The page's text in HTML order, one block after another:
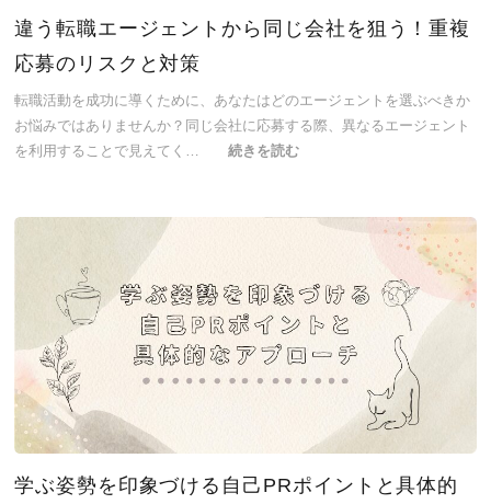
違う転職エージェントから同じ会社を狙う！重複
応募のリスクと対策
転職活動を成功に導くために、あなたはどのエージェントを選ぶべきか
お悩みではありませんか？同じ会社に応募する際、異なるエージェント
を利用することで見えてく… 続きを読む
学ぶ姿勢を印象づける自己PRポイントと具体的